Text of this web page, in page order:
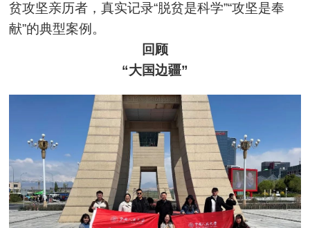
贫攻坚亲历者，真实记录“脱贫是科学”“攻坚是奉
献”的典型案例。
回顾
“大国边疆”